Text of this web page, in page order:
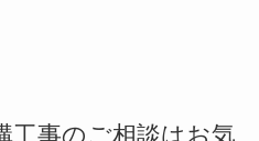
工事のご相談はお気